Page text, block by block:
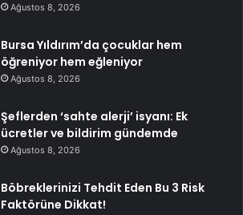
Ağustos 8, 2026
Bursa Yıldırım’da çocuklar hem
öğreniyor hem eğleniyor
Ağustos 8, 2026
Şeflerden ‘sahte alerji’ isyanı: Ek
ücretler ve bildirim gündemde
Ağustos 8, 2026
Böbreklerinizi Tehdit Eden Bu 3 Risk
Faktörüne Dikkat!